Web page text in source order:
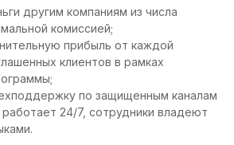
другим компаниям из числа
комиссией;
прибыль от каждой
клиентов в рамках
по защищенным каналам
24/7, сотрудники владеют